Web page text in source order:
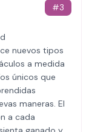
#3
nuevos tipos
a medida
únicos que
maneras. El
a cada